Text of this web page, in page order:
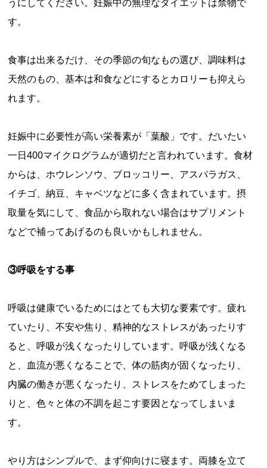
す。
食事は出来るだけ、その季節の旬なもの選び、調味料は
天然のもの、基本は和食などにするとカロリーも抑えら
れます。
妊娠中に必要性が高い栄養素が「葉酸」です。だいたい
一日400マイクログラムが適切だと言われています。食材
からは、ホウレンソウ、ブロッコリー、アスパラガス、
イチゴ、納豆、キャベツなどに多く含まれています。摂
取量を気にして、食品から取れない場合はサプリメント
などで補ってあげるのも良いかもしれません。
③呼吸をする事
呼吸は健康でいるためにはとても大切な要素です。疲れ
ていたり、不安や焦り、精神的なストレスがあったりす
ると、呼吸が浅くなったりしています。呼吸が浅くなる
と、血流が悪くなることで、体の筋肉が固くなったり、
内臓の働きが悪くなったり、ストレスをためてしまった
りと、色々と体の不調を起こす要因となってしまいま
す。
やり方はシンプルで、まず仰向けに寝ます。両膝を立て